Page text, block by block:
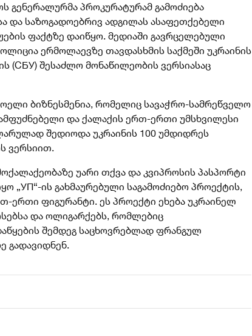
გენერალურმა პროკურატურამ გამოძიება
და საზოგადოებრივ ადგილას ასაფეთქებელი
ფაქტზე დაიწყო. მედიაში გავრცელებული
ერმოლაევზე თავდასხმის საქმეში უკრაინის
(СБУ) შესაძლო მონაწილეობის ვერსიასაც
ბიზნესმენია, რომელიც სავაჭრო-სამრეწველო
და ქალაქის ერთ-ერთი უმსხვილესი
შედიოდა უკრაინის 100 უმდიდრეს
ვერსიით.
უარი თქვა და კვიპროსის პასპორტი
„УП“-ის გახმაურებული საგამოძიებო პროექტის,
ერთი ფიგურანტი. ეს პროექტი ეხება უკრაინელ
და ოლიგარქებს, რომლებიც
შემდეგ საცხოვრებლად ფრანგულ
გადავიდნენ.